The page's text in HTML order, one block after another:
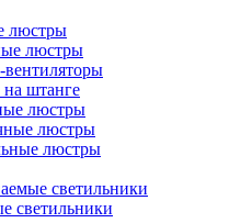
люстры
люстры
штанге
люстры
люстры
люстры
светильники
светильники